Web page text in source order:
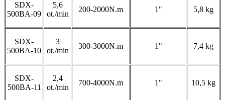
SDX-
500BA-09
5,6
ot./min
200-2000N.m 1" 5,8 kg
SDX-
500BA-10
3
ot./min
300-3000N.m 1" 7,4 kg
SDX-
500BA-11
2,4
ot./min
700-4000N.m 1" 10,5 kg